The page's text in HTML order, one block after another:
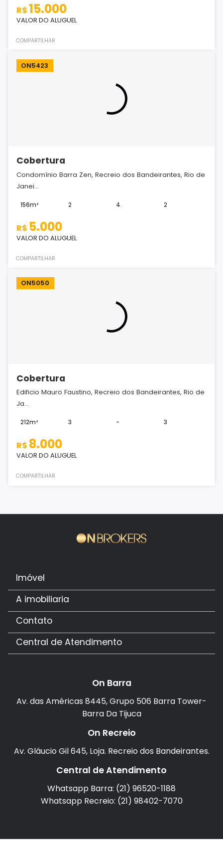
R$15.000
VALOR DO ALUGUEL
COMPARTILHAR
ON5423
Cobertura
Condomínio Barra Zen, Recreio dos Bandeirantes, Rio de
Janei...
156m² 2 4 2
R$ 5.000
VALOR DO ALUGUEL
COMPARTILHAR
ON5050
Cobertura
Edificio Mauro Faustino, Recreio dos Bandeirantes, Rio de
Ja...
212m² 3 - 3
R$ 8.000
VALOR DO ALUGUEL
COMPARTILHAR
Imóvel
A imobiliaria
Contato
Central de Atendimento
On Barra
Av. das Américas 8445, Grupo 506 Barra Tower-
Barra Da Tijuca
On Recreio
Av. Gláucio Gil 645, Loja. Recreio dos Bandeirantes.
Central de Atendimento
Whatsapp Barra: (21) 96520-1188
Whatsapp Recreio: (21) 98402-7070